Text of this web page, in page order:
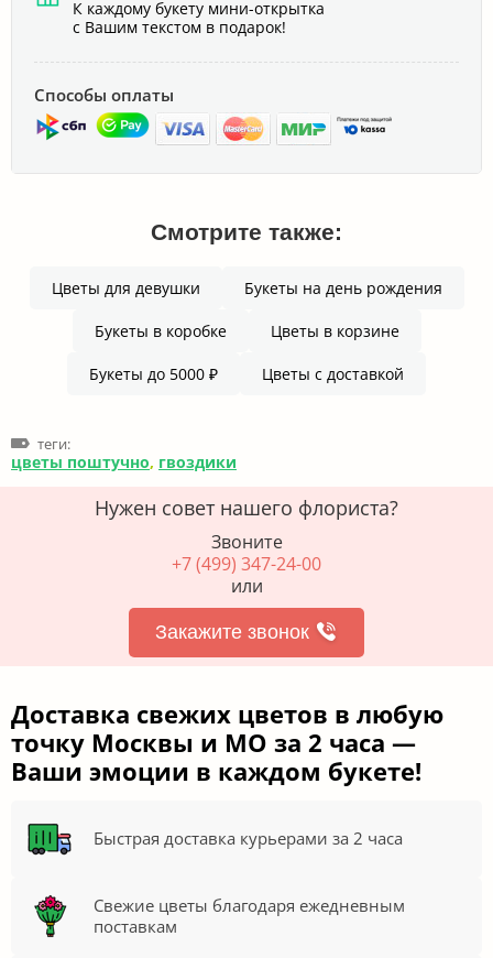
К каждому букету мини-открытка
с Вашим текстом в подарок!
Способы оплаты
Смотрите также:
Цветы для девушки Букеты на день рождения
Букеты в коробке Цветы в корзине
Букеты до 5000 ₽ Цветы с доставкой
теги:
цветы поштучно, гвоздики
Нужен совет нашего флориста?
Звоните
+7 (499) 347-24-00
или
Закажите звонок
Доставка свежих цветов в любую
точку Москвы и МО за 2 часа —
Ваши эмоции в каждом букете!
Быстрая доставка курьерами за 2 часа
Свежие цветы благодаря ежедневным
поставкам